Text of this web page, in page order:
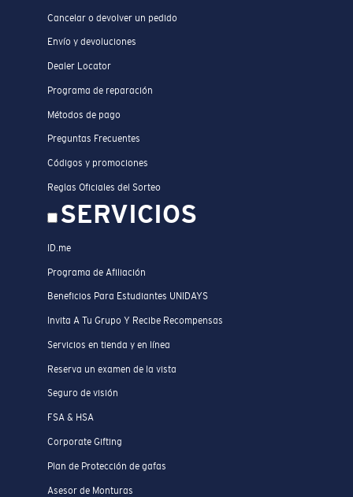
Cancelar o devolver un pedido
Envío y devoluciones
Dealer Locator
Programa de reparación
Métodos de pago
Preguntas Frecuentes
Códigos y promociones
Reglas Oficiales del Sorteo
SERVICIOS
ID.me
Programa de Afiliación
Beneficios Para Estudiantes UNIDAYS
Invita A Tu Grupo Y Recibe Recompensas
Servicios en tienda y en línea
Reserva un examen de la vista
Seguro de visión
FSA & HSA
Corporate Gifting
Plan de Protección de gafas
Asesor de Monturas